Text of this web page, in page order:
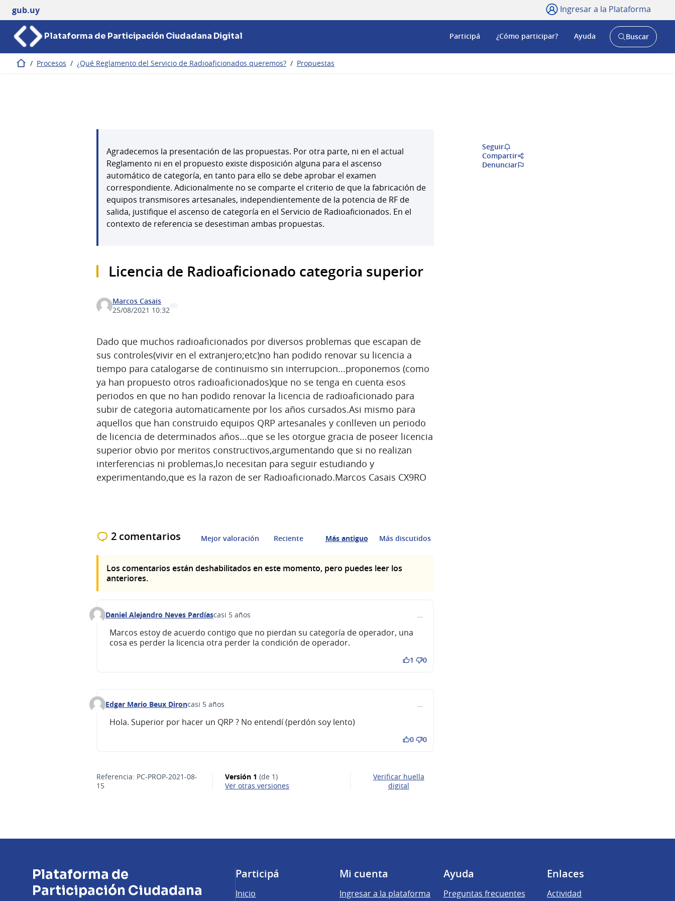
gub.uy Ingresar a la Plataforma
Plataforma de Participación Ciudadana Digital Participá ¿Cómo participar? Ayuda
AbrirBuscar
Inicio / Procesos / ¿Qué Reglamento del Servicio de Radioaficionados queremos? / Propuestas
Agradecemos la presentación de las propuestas. Por otra parte, ni en el actual
Reglamento ni en el propuesto existe disposición alguna para el ascenso
automático de categoría, en tanto para ello se debe aprobar el examen
correspondiente. Adicionalmente no se comparte el criterio de que la fabricación de
equipos transmisores artesanales, independientemente de la potencia de RF de
salida, justifique el ascenso de categoría en el Servicio de Radioaficionados. En el
contexto de referencia se desestiman ambas propuestas.
Licencia de Radioaficionado categoria superior
Marcos Casais
25/08/2021 10:32
Dado que muchos radioaficionados por diversos problemas que escapan de
sus controles(vivir en el extranjero;etc)no han podido renovar su licencia a
tiempo para catalogarse de continuismo sin interrupcion...proponemos (como
ya han propuesto otros radioaficionados)que no se tenga en cuenta esos
periodos en que no han podido renovar la licencia de radioaficionado para
subir de categoria automaticamente por los años cursados.Asi mismo para
aquellos que han construido equipos QRP artesanales y conlleven un periodo
de licencia de determinados años...que se les otorgue gracia de poseer licencia
superior obvio por meritos constructivos,argumentando que si no realizan
interferencias ni problemas,lo necesitan para seguir estudiando y
experimentando,que es la razon de ser Radioaficionado.Marcos Casais CX9RO
Seguir
Compartir
Denunciar
2 comentarios Mejor valoración Reciente Más antiguo Más discutidos
Los comentarios están deshabilitados en este momento, pero puedes leer los
anteriores.
Comentario 51
Daniel Alejandro Neves Pardíascasi 5 años …
Marcos estoy de acuerdo contigo que no pierdan su categoría de operador, una
cosa es perder la licencia otra perder la condición de operador.
1 0
Comentario 214
Edgar Mario Beux Dironcasi 5 años …
Hola. Superior por hacer un QRP ? No entendí (perdón soy lento)
0 0
Referencia: PC-PROP-2021-08-
15
Versión 1 (de 1)
ver otras versiones
Verificar huella
digital
Plataforma de
Participación Ciudadana
Participá
Inicio
Mi cuenta
Ingresar a la plataforma
Ayuda
Preguntas frecuentes
Enlaces
Actividad